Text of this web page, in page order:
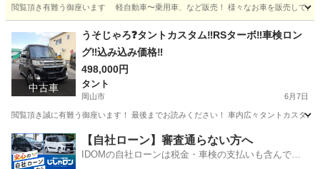
閲覧頂き有難う御座います 軽自動車〜乗用車、など販売！ 様々なお車を販売してお
その他 買取
中古車
うそじゃろ❓タントカスタム‼️RSターボ‼️車検ロン
グ‼️込み込み価格‼️
498,000円
タント
岡山市 6月7日
閲覧頂き誠に有難う御座います！ 最後までお読みください！ 車内広々タントカスタ
岡山 岡山市 タント タントカスタム
【自社ローン】審査通らない方へ
IDOMの自社ローンは税金・車検の支払いも含んでい